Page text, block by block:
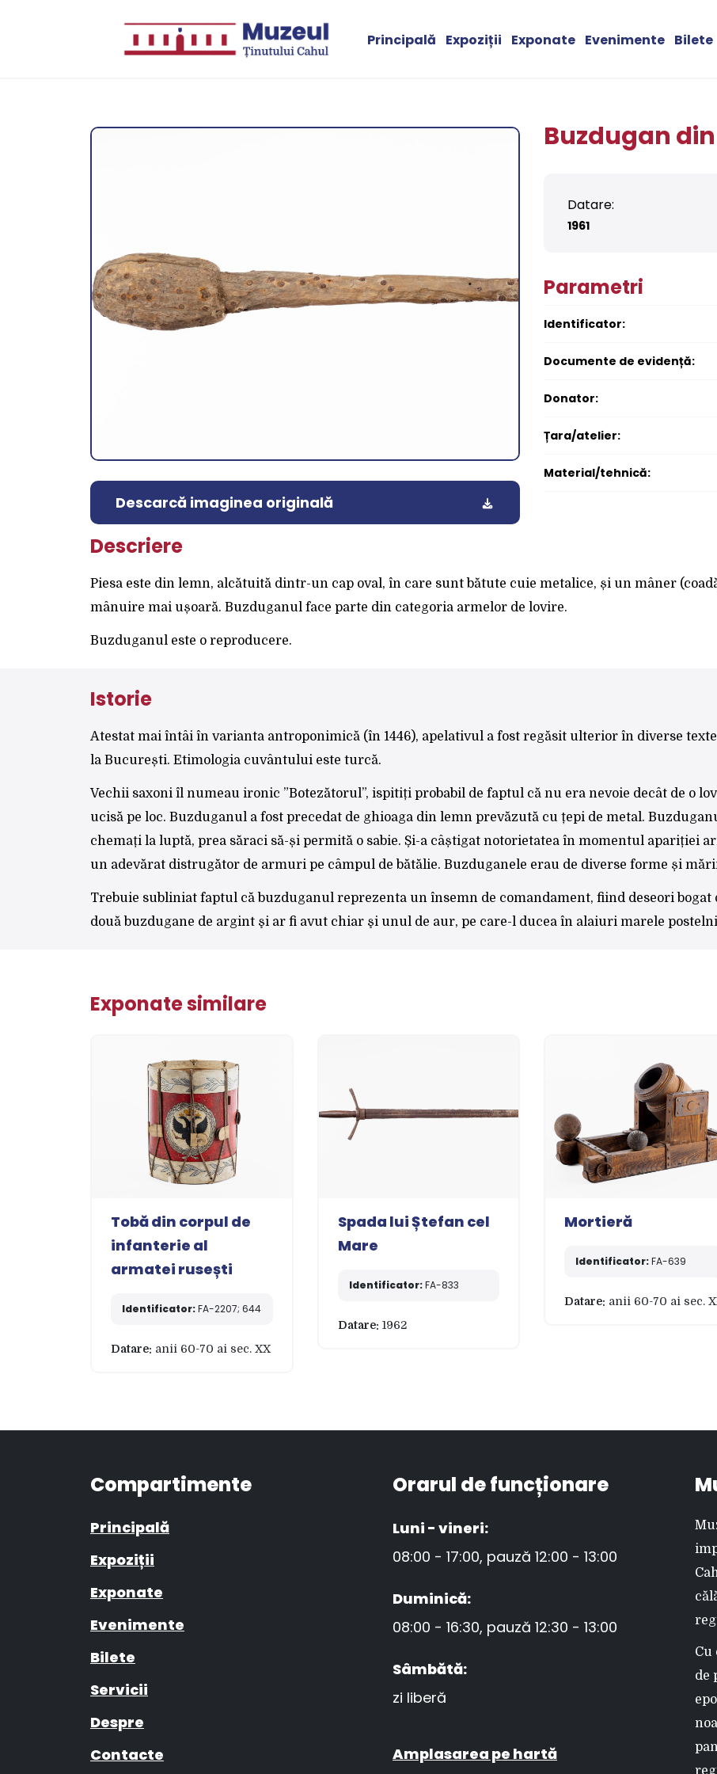
Principală Expoziții Exponate Evenimente Bilete
Descarcă imaginea originală
Buzdugan
Datare:
1961
Parametri
Identificator:
Documente de evidență:
Donator:
Țara/atelier:
Material/tehnică:
Descriere
Piesa este din lemn, alcătuită dintr-un cap oval, în care sunt bătute cuie metalice, și un mâner
mânuire mai ușoară. Buzduganul face parte din categoria armelor de lovire.
Buzduganul este o reproducere.
Istorie
Atestat mai întâi în varianta antroponimică (în 1446), apelativul a fost regăsit ulterior în diverse
la București. Etimologia cuvântului este turcă.
Vechii saxoni îl numeau ironic ”Botezătorul”, ispitiți probabil de faptul că nu era nevoie decât de o
ucisă pe loc. Buzduganul a fost precedat de ghioaga din lemn prevăzută cu țepi de metal.
chemați la luptă, prea săraci să-și permită o sabie. Și-a câștigat notorietatea în momentul apariției
un adevărat distrugător de armuri pe câmpul de bătălie. Buzduganele erau de diverse forme și
Trebuie subliniat faptul că buzduganul reprezenta un însemn de comandament, fiind deseori bogat
două buzdugane de argint şi ar fi avut chiar şi unul de aur, pe care-l ducea în alaiuri marele
Exponate similare
Tobă din corpul de
infanterie al
armatei rusești
Identificator:FA-2207; 644
Datare: anii 60-70 ai sec. XX
Spada lui Ștefan cel
Mare
Identificator:FA-833
Datare: 1962
Mortieră
Identificator:FA-639
Datare: anii 60-70 ai sec.
Compartimente
Principală
Expoziții
Exponate
Evenimente
Bilete
Servicii
Despre
Contacte
Orarul de funcționare
Luni - vineri:
08:00 - 17:00, pauză 12:00 - 13:00
Duminică:
08:00 - 16:30, pauză 12:30 - 13:00
Sâmbătă:
zi liberă
Amplasarea pe hartă
Cu
de